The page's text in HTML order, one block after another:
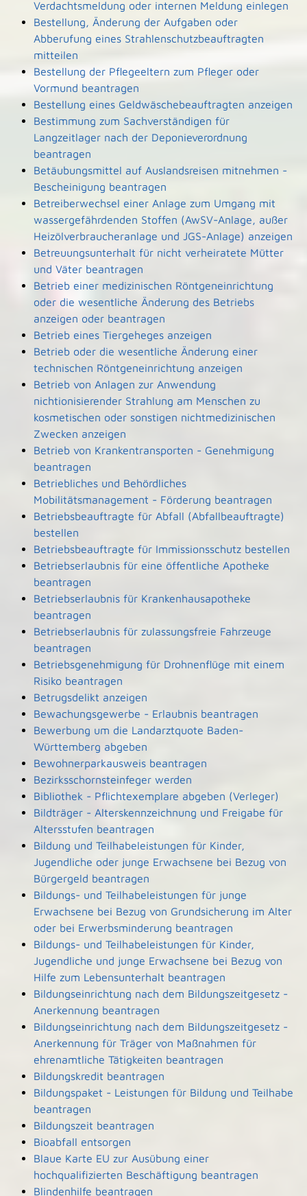
Verdachtsmeldung oder internen Meldung einlegen
Bestellung, Änderung der Aufgaben oder
Abberufung eines Strahlenschutzbeauftragten
mitteilen
Bestellung der Pflegeeltern zum Pfleger oder
Vormund beantragen
Bestellung eines Geldwäschebeauftragten anzeigen
Bestimmung zum Sachverständigen für
Langzeitlager nach der Deponieverordnung
beantragen
Betäubungsmittel auf Auslandsreisen mitnehmen -
Bescheinigung beantragen
Betreiberwechsel einer Anlage zum Umgang mit
wassergefährdenden Stoffen (AwSV-Anlage, außer
Heizölverbraucheranlage und JGS-Anlage) anzeigen
Betreuungsunterhalt für nicht verheiratete Mütter
und Väter beantragen
Betrieb einer medizinischen Röntgeneinrichtung
oder die wesentliche Änderung des Betriebs
anzeigen oder beantragen
Betrieb eines Tiergeheges anzeigen
Betrieb oder die wesentliche Änderung einer
technischen Röntgeneinrichtung anzeigen
Betrieb von Anlagen zur Anwendung
nichtionisierender Strahlung am Menschen zu
kosmetischen oder sonstigen nichtmedizinischen
Zwecken anzeigen
Betrieb von Krankentransporten - Genehmigung
beantragen
Betriebliches und Behördliches
Mobilitätsmanagement - Förderung beantragen
Betriebsbeauftragte für Abfall (Abfallbeauftragte)
bestellen
Betriebsbeauftragte für Immissionsschutz bestellen
Betriebserlaubnis für eine öffentliche Apotheke
beantragen
Betriebserlaubnis für Krankenhausapotheke
beantragen
Betriebserlaubnis für zulassungsfreie Fahrzeuge
beantragen
Betriebsgenehmigung für Drohnenflüge mit einem
Risiko beantragen
Betrugsdelikt anzeigen
Bewachungsgewerbe - Erlaubnis beantragen
Bewerbung um die Landarztquote Baden-
Württemberg abgeben
Bewohnerparkausweis beantragen
Bezirksschornsteinfeger werden
Bibliothek - Pflichtexemplare abgeben (Verleger)
Bildträger - Alterskennzeichnung und Freigabe für
Altersstufen beantragen
Bildung und Teilhabeleistungen für Kinder,
Jugendliche oder junge Erwachsene bei Bezug von
Bürgergeld beantragen
Bildungs- und Teilhabeleistungen für junge
Erwachsene bei Bezug von Grundsicherung im Alter
oder bei Erwerbsminderung beantragen
Bildungs- und Teilhabeleistungen für Kinder,
Jugendliche und junge Erwachsene bei Bezug von
Hilfe zum Lebensunterhalt beantragen
Bildungseinrichtung nach dem Bildungszeitgesetz -
Anerkennung beantragen
Bildungseinrichtung nach dem Bildungszeitgesetz -
Anerkennung für Träger von Maßnahmen für
ehrenamtliche Tätigkeiten beantragen
Bildungskredit beantragen
Bildungspaket - Leistungen für Bildung und Teilhabe
beantragen
Bildungszeit beantragen
Bioabfall entsorgen
Blaue Karte EU zur Ausübung einer
hochqualifizierten Beschäftigung beantragen
Blindenhilfe beantragen